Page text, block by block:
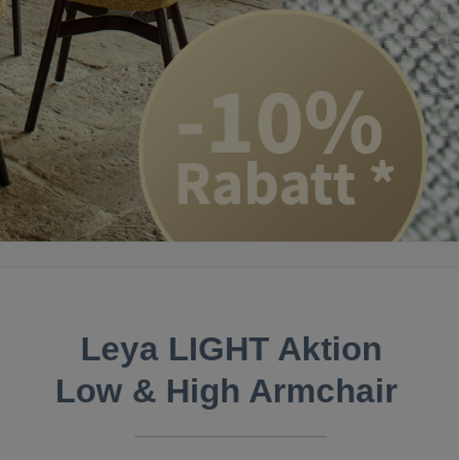
Leya LIGHT Aktion
Low & High Armchair